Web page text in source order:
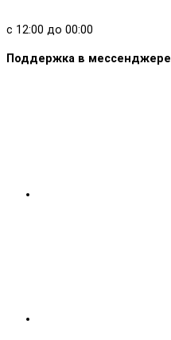
с 12:00 до 00:00
Поддержка в мессенджере